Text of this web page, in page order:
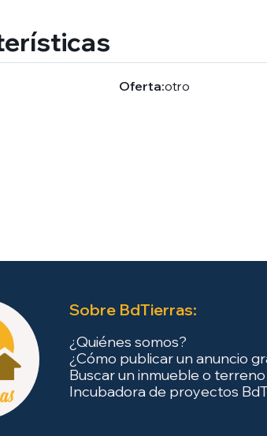
Oferta:otro
Sobre BdTierras:
¿Quiénes somos?
¿Cómo publicar un anuncio
Buscar un inmueble o terreno
Incubadora de proyectos